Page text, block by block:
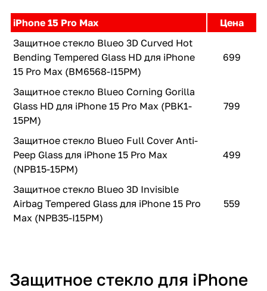
iPhone 15 Pro Max
Цена
Защитное стекло Blueo 3D Curved Hot
Bending Tempered Glass HD для iPhone
15 Pro Max (BM6568-I15PM)
699
Защитное стекло Blueo Corning Gorilla
Glass HD для iPhone 15 Pro Max (PBK1-
15PM)
799
Защитное стекло Blueo Full Cover Anti-
Peep Glass для iPhone 15 Pro Max
(NPB15-15PM)
499
Защитное стекло Blueo 3D Invisible
Airbag Tempered Glass для iPhone 15 Pro
Max (NPB35-I15PM)
559
Защитное стекло для iPhone